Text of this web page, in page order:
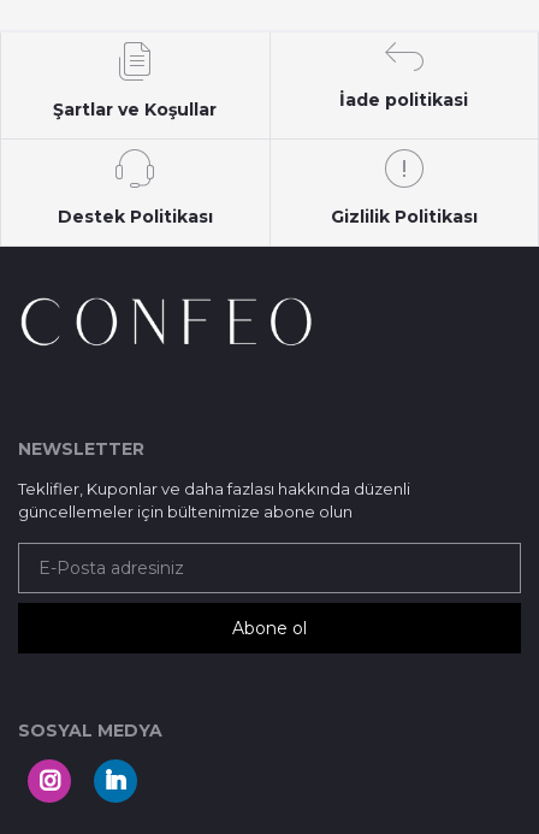
Şartlar ve Koşullar İade politikasi
Destek Politikası Gizlilik Politikası
NEWSLETTER
Teklifler, Kuponlar ve daha fazlası hakkında düzenli
güncellemeler için bültenimize abone olun
Abone ol
SOSYAL MEDYA